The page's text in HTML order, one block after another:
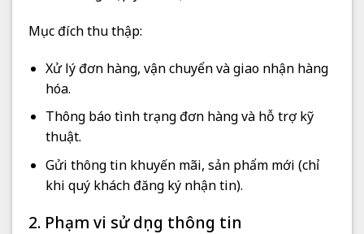
Mục đích thu thập:
Xử lý đơn hàng, vận chuyển và giao nhận hàng
hóa.
Thông báo tình trạng đơn hàng và hỗ trợ kỹ
thuật.
Gửi thông tin khuyến mãi, sản phẩm mới (chỉ
khi quý khách đăng ký nhận tin).
2. Phạm vi sử dụng thông tin